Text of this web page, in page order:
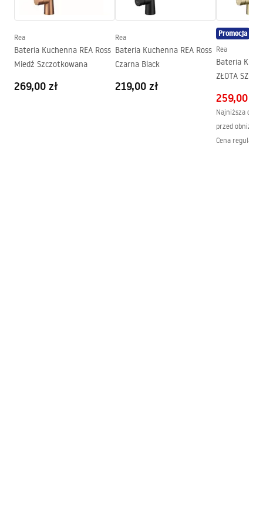
Średnica podłączenia:
3/8 cala
Model
Deklaracja Właściwości Użytkowych
ROSS JS-K087BG UMYWALKOWA Deklaracja.pdf
atest_baterie_kuchenne.pdf
Rea
Bateria Kuchenna REA Ross
Miedź Szczotkowana
269,00 zł
Rea
Bateria Kuchenna REA Ross
Czarna Black
219,00 zł
Promocja
Rea
Bateria
ZŁOTA
259,00 zł
Najniższa
przed obniżką:
Cena regularna